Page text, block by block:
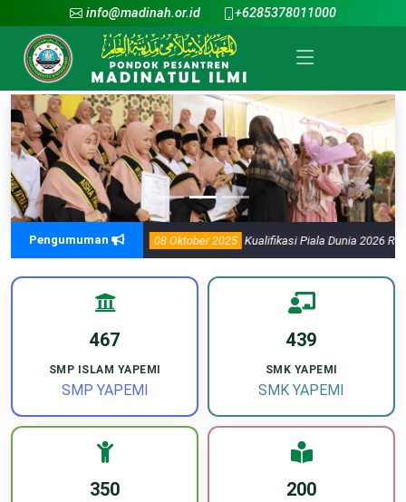
info@madinah.or.id +6285378011000
Pengumuman
1447 H. 08 Oktober 2025 Kualifikasi Piala Dunia 2026 Round 4 08
467
SMP ISLAM YAPEMI
SMP YAPEMI
439
SMK YAPEMI
SMK YAPEMI
350 200